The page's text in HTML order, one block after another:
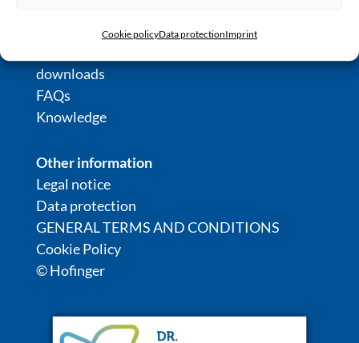
Cookie policyData protectionImprint
downloads
FAQs
Knowledge
Other information
Legal notice
Data protection
GENERAL TERMS AND CONDITIONS
Cookie Policy
© Hofinger